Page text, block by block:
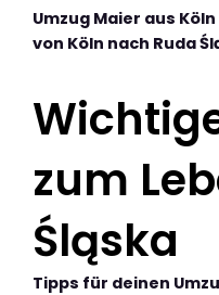
Umzug Maier aus
von Köln nach Ruda
zum
Śląska
Tipps für deinen